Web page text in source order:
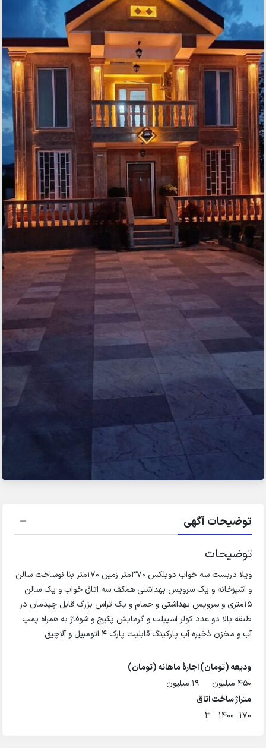
توضیحات آگهی
توضیحات
ویلا دربست سه خواب دوبلکس 370متر زمین 170متر بنا نوساخت سالن
و آشپزخانه و یک سرویس بهداشتی همکف سه اتاق خواب و یک سالن
15متری و سرویس بهداشتی و حمام و یک تراس بزرگ قابل چیدمان در
طبقه بالا دو عدد کولر اسپیلت و گرمایش پکیج و شوفاژ به همراه پمپ
آب و مخزن ذخیره آب پارکینگ قابلیت پارک 4 اتومبیل و آلاچیق
ودیعه (تومان)اجارهٔ ماهانه (تومان)
۴۵۰ میلیون
۱۹ میلیون
متراژساختاتاق
۱۷۰ ۱۴۰۰ ۳